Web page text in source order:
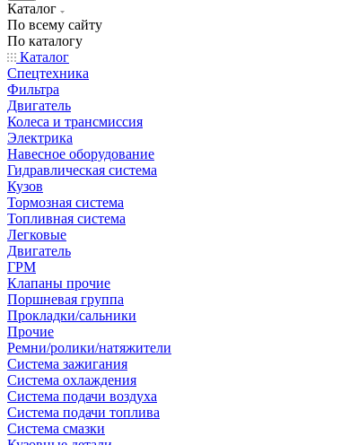
Каталог
По всему сайту
По каталогу
Каталог
Спецтехника
Фильтра
Двигатель
Колеса и трансмиссия
Электрика
Навесное оборудование
Гидравлическая система
Кузов
Тормозная система
Топливная система
Легковые
Двигатель
ГРМ
Клапаны прочие
Поршневая группа
Прокладки/сальники
Прочие
Ремни/ролики/натяжители
Система зажигания
Система охлаждения
Система подачи воздуха
Система подачи топлива
Система смазки